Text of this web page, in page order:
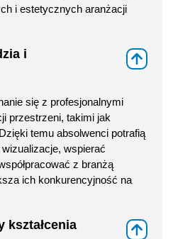
i estetycznych aranżacji
i
się z profesjonalnymi
przestrzeni, takimi jak
temu absolwenci potrafią
wspierać
z branżą
ich konkurencyjność na
kształcenia